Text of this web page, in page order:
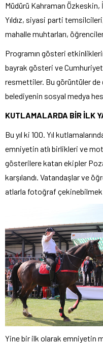
Müdürü Kahraman
Yıldız, siyasi parti
mahalle muhtarları,
Programın gösteri
bayrak gösteri ve
resmettiler. Bu görüntüler de
belediyenin sosyal medya
KUTLAMALARDA BİR İLK
Bu yıl ki 100. Yıl
emniyetin atlı birlikleri ve
gösterilere katan ekipler
karşılandı. Vatandaşlar ve
atlarla fotoğraf çekinebilmek
Yine bir ilk olarak emniyetin